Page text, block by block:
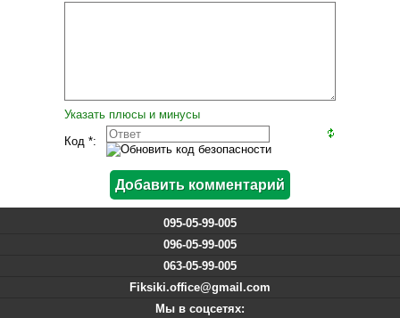
Указать плюсы и минусы
Код *:
095-05-99-005
096-05-99-005
063-05-99-005
Fiksiki.office@gmail.com
Мы в соцсетях: